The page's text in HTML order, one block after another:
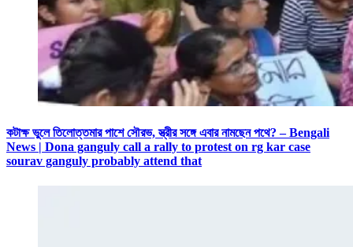
কটাক্ষ ভুলে তিলোত্তমার পাশে সৌরভ, স্ত্রীর সঙ্গে এবার নামছেন পথে? – Bengali
News | Dona ganguly call a rally to protest on rg kar case
sourav ganguly probably attend that